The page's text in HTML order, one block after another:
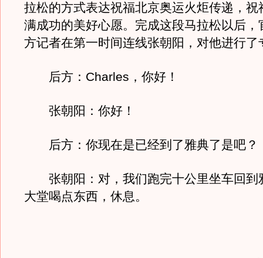
拉松的方式表达祝福北京奥运火炬传递，祝
满成功的美好心愿。完成这段马拉松以后，
方记者在第一时间连线张朝阳，对他进行了
后方：Charles，你好！
张朝阳：你好！
后方：你现在是已经到了雅典了是吧？
张朝阳：对，我们跑完十公里坐车回到
大堂喝点东西，休息。